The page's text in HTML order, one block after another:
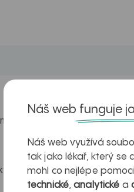
přetrvávající
Dobrý
Jsou to už 3
Bolest
Dobrý
ve
Náš web funguje
Náš web využívá
tak jako lékař, který se
mohl co nejlépe
technické,analytické a